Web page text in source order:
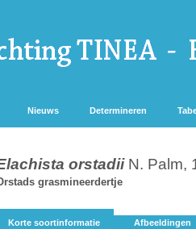
Nieuws Determineren
orstadii N. Palm,
grasmineerdertje
Korte soortinformatie Afbeeldingen